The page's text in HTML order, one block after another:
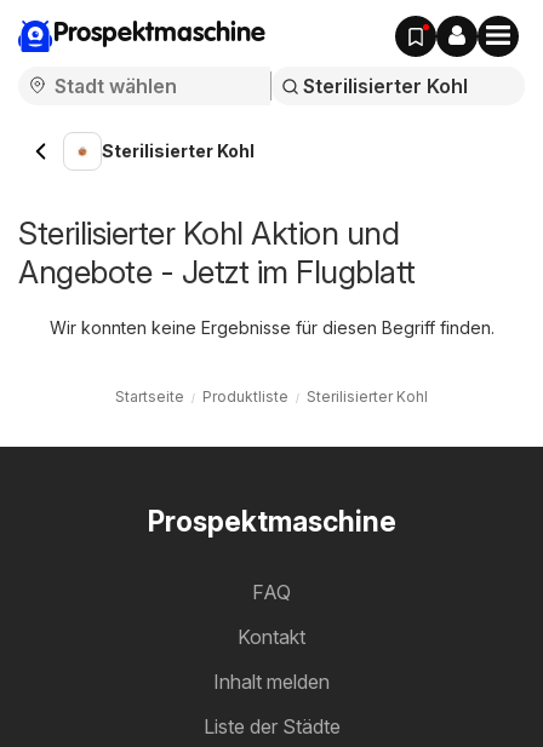
Prospektmaschine
Sterilisierter Kohl
Sterilisierter Kohl Aktion und
Angebote - Jetzt im Flugblatt
Wir konnten keine Ergebnisse für diesen Begriff finden.
Startseite Produktliste Sterilisierter Kohl
Prospektmaschine
FAQ
Kontakt
Inhalt melden
Liste der Städte